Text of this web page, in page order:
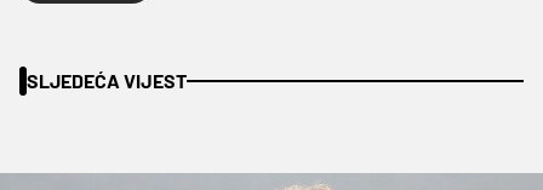
SLJEDEĆA VIJEST